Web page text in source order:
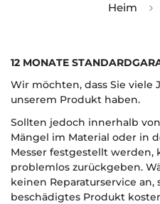
Heim
12 MONATE
Wir möchten, dass Sie viele
unserem Produkt haben.
Sollten jedoch innerhalb
Mängel im Material oder in
Messer festgestellt werden,
problemlos zurückgeben.
keinen Reparaturservice
beschädigtes Produkt